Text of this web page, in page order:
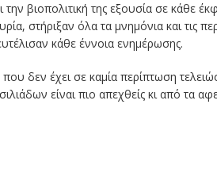
την βιοπολιτική της εξουσία σε κάθε
στήριξαν όλα τα μνημόνια και τις
κάθε έννοια ενημέρωσης.
δεν έχει σε καμία περίπτωση
είναι πιο απεχθείς κι από τα